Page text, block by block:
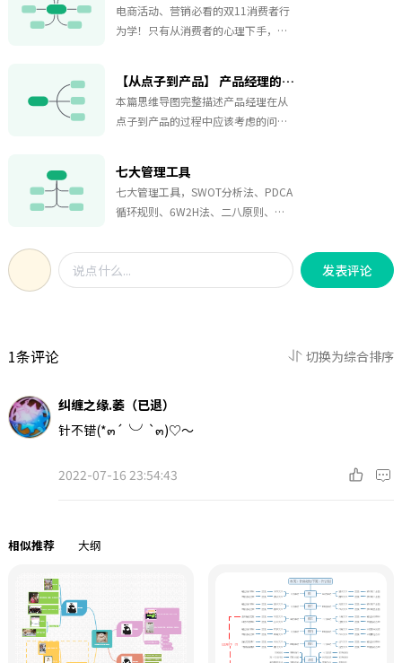
电商活动、营销必看的双11消费者行
为学！只有从消费者的心理下手，才
己的产品完美的展现在消费者面前！【从点子到产品】 产品经理的价值观与方法论
本篇思维导图完整描述产品经理在从
点子到产品的过程中应该考虑的问
略的点子到具体的方案，要经历的步
骤。第二部分主要讲述如何落实方
案，以及如何进行用户研究、需求分
落实方案的过程中要掌握的方法和管
理技巧。最后一部分主要讲述产品经
七大管理工具
七大管理工具，SWOT分析法、PDCA
循环规则、6W2H法、二八原则、
原则
发表评论
1条评论 切换为综合排序
纠缠之缘.萎（已退）
针不错(*๓´╰╯`๓)♡～
2022-07-16 23:54:43
相似推荐 大纲